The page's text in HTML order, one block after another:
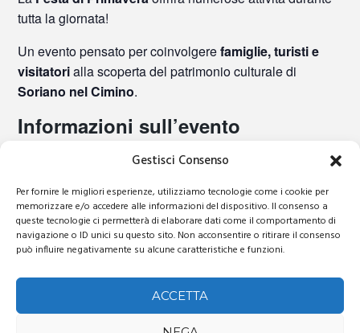
Gestisci Consenso
Per fornire le migliori esperienze, utilizziamo tecnologie come i cookie per
memorizzare e/o accedere alle informazioni del dispositivo. Il consenso a
queste tecnologie ci permetterà di elaborare dati come il comportamento di
navigazione o ID unici su questo sito. Non acconsentire o ritirare il consenso
può influire negativamente su alcune caratteristiche e funzioni.
ACCETTA
tutta la giornata!
Un evento pensato per coinvolgerefamiglie, turisti e
visitatorialla scoperta del patrimonio culturale di
Soriano nel Cimino.
Informazioni sull’evento
Domenica 22 marzo 2026
📍Luogo:Castello Orsini – Soriano nel Cimino (VT)
Data: